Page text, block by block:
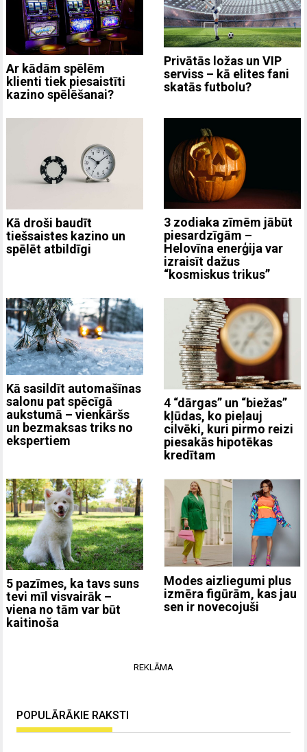
Ar kādām spēlēm
klienti tiek piesaistīti
kazino spēlēšanai?
Privātās ložas un VIP
serviss – kā elites fani
skatās futbolu?
Kā droši baudīt
tiešsaistes kazino un
spēlēt atbildīgi
3 zodiaka zīmēm jābūt
piesardzīgām –
Helovīna enerģija var
izraisīt dažus
“kosmiskus trikus”
Kā sasildīt automašīnas
salonu pat spēcīgā
aukstumā – vienkāršs
un bezmaksas triks no
ekspertiem
4 “dārgas” un “biežas”
kļūdas, ko pieļauj
cilvēki, kuri pirmo reizi
piesakās hipotēkas
kredītam
5 pazīmes, ka tavs suns
tevi mīl visvairāk –
viena no tām var būt
kaitinoša
Modes aizliegumi plus
izmēra figūrām, kas jau
sen ir novecojuši
REKLĀMA
POPULĀRĀKIE RAKSTI